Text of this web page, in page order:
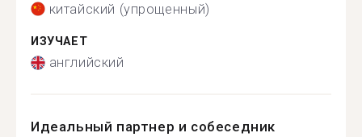
китайский (упрощенный)
ИЗУЧАЕТ
английский
Идеальный партнер и собеседник